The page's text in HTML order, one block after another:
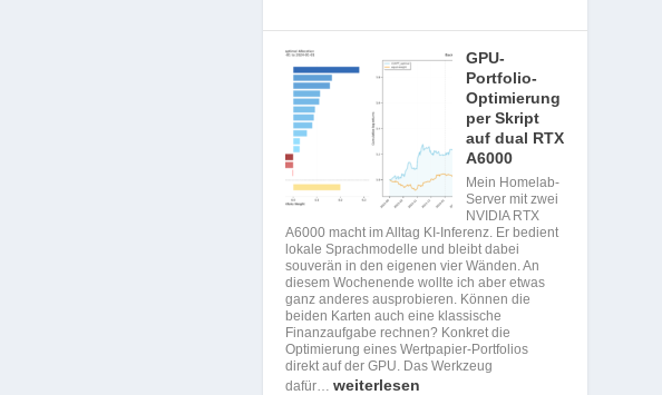
GPU-
Portfolio-
Optimierung
per Skript
auf dual RTX
A6000
Mein Homelab-
Server mit zwei
NVIDIA RTX
A6000 macht im Alltag KI-Inferenz. Er bedient
lokale Sprachmodelle und bleibt dabei
souverän in den eigenen vier Wänden. An
diesem Wochenende wollte ich aber etwas
ganz anderes ausprobieren. Können die
beiden Karten auch eine klassische
Finanzaufgabe rechnen? Konkret die
Optimierung eines Wertpapier-Portfolios
direkt auf der GPU. Das Werkzeug
dafür…weiterlesen